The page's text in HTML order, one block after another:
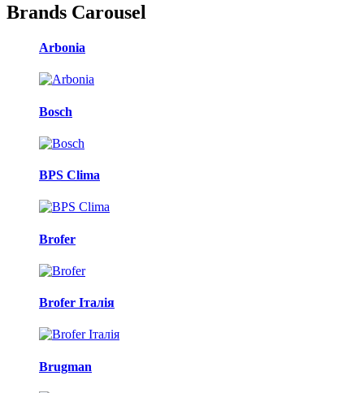
Brands Carousel
Arbonia
Bosch
BPS Clima
Brofer
Brofer Італія
Brugman